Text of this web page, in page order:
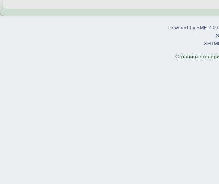
Powered by SMF
Страница